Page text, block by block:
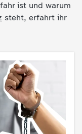
ist und warum
steht, erfahrt ihr